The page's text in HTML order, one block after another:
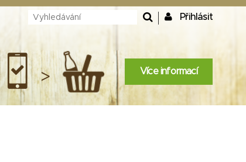
Přihlásit
> Více informací